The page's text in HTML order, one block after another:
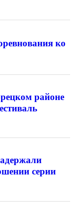
ко
районе
серии